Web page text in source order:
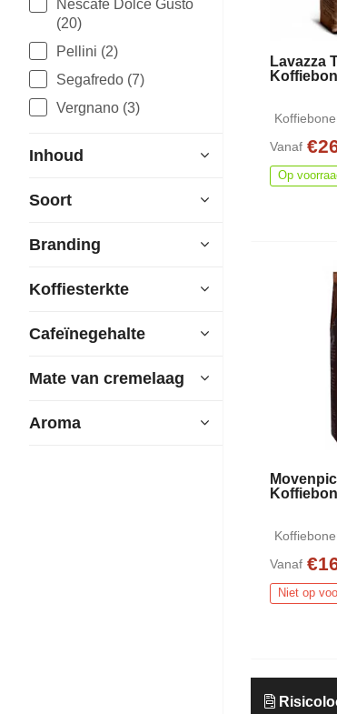
Nescafe Dolce Gusto
(20)
Pellini (2)
Segafredo (7)
Vergnano (3)
Inhoud
Soort
Branding
Koffiesterkte
Cafeïnegehalte
Mate van cremelaag
Aroma
Lavazza
Vanaf
Op
Vanaf
Niet op